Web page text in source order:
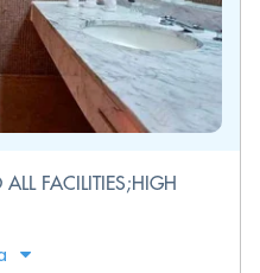
FACILITIES;HIGH